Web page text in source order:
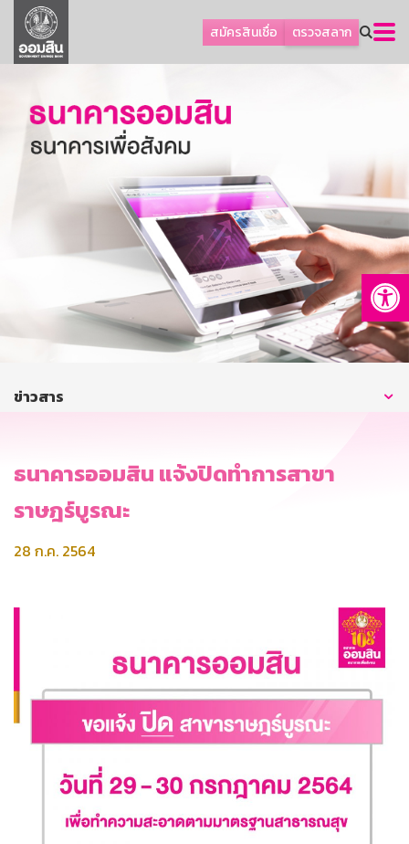
สมัครสินเชื่อ ตรวจสลาก
ลูกค้าธุรกิจ
ลูกค้าผู้ประกอบรายย่อย
ออมเพื่อสุข
เกี่ยวกับธนาคาร
การพัฒนาที่ยั่งยืน
บริการทางการเงิน
ติดต่อเรา
บริการออนไลน์
ข่าวสาร
ธนาคารออมสิน แจ้งปิดทำการสาขา
ราษฎร์บูรณะ
28 ก.ค. 2564